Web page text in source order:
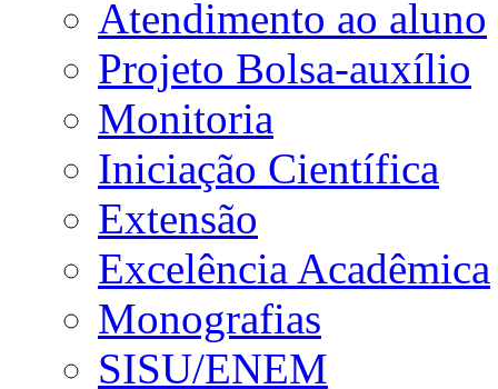
Atendimento ao aluno
Projeto Bolsa-auxílio
Monitoria
Iniciação Científica
Extensão
Excelência Acadêmica
Monografias
SISU/ENEM